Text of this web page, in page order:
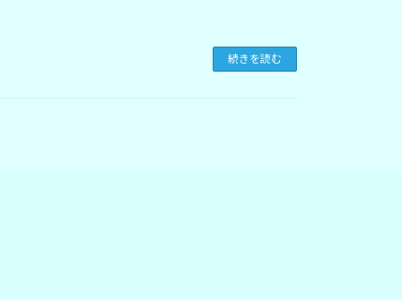
続きを読む